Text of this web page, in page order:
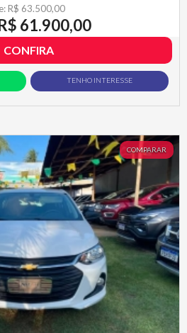
R$ 63.500,00
61.900,00
CONFIRA
TENHO INTERESSE
COMPARAR